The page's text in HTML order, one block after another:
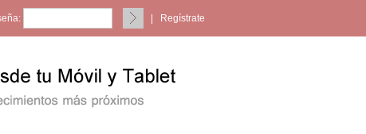
Regístrate